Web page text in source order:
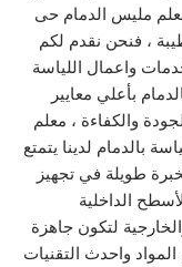
مليس الدمام حى
، فنحن نقدم لكم
واعمال اللياسة
بأعلي معايير
والكفاءة ، معلم
بالدمام لدينا يتمتع
طويلة في تجهيز
الداخلية
لتكون جاهزة
واحدث التقنيات